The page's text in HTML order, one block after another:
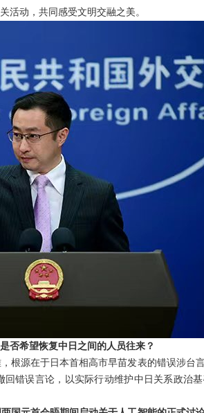
活动，共同感受文明交融之美。
否希望恢复中日之间的人员往来？
根源在于日本首相高市早苗发表的错误涉台
错误言论，以实际行动维护中日关系政治